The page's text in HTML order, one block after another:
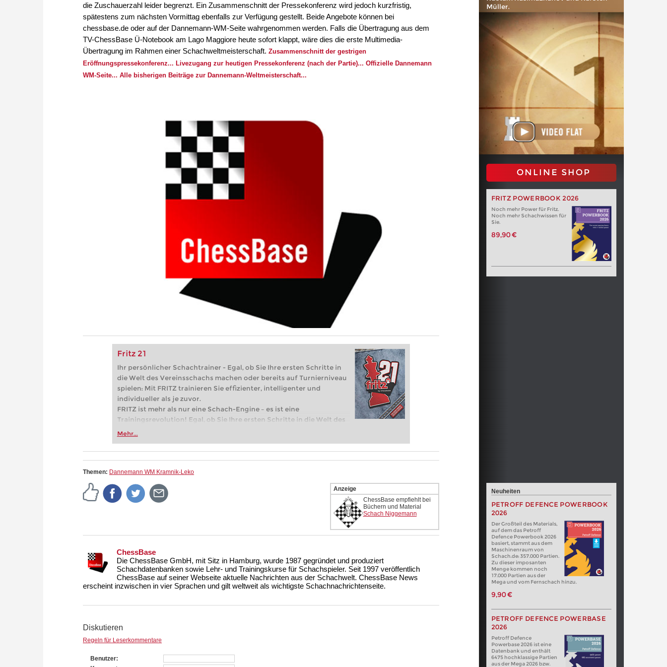
die Zuschauerzahl leider begrenzt. Ein Zusammenschnitt der Pressekonferenz wird jedoch kurzfristig,
spätestens zum nächsten Vormittag ebenfalls zur Verfügung gestellt. Beide Angebote können bei
chessbase.de oder auf der Dannemann-WM-Seite wahrgenommen werden. Falls die Übertragung aus dem
TV-ChessBase Ü-Notebook am Lago Maggiore heute sofort klappt, wäre dies die erste Multimedia-
Übertragung im Rahmen einer Schachweltmeisterschaft. Zusammenschnitt der gestrigen
Eröffnungspressekonferenz... Livezugang zur heutigen Pressekonferenz (nach der Partie)... Offizielle Dannemann
WM-Seite... Alle bisherigen Beiträge zur Dannemann-Weltmeisterschaft...
Fritz 21
Ihr persönlicher Schachtrainer - Egal, ob Sie Ihre ersten Schritte in
die Welt des Vereinsschachs machen oder bereits auf Turnierniveau
spielen: Mit FRITZ trainieren Sie effizienter, intelligenter und
individueller als je zuvor.
FRITZ ist mehr als nur eine Schach-Engine – es ist eine
Trainingsrevolution! Egal, ob Sie Ihre ersten Schritte in die Welt des
Vereinsschachs machen oder bereits auf Turnierniveau spielen: Mit
zuvor.
Mehr...
Müller.
ONLINE SHOP
FRITZ POWERBOOK 2026
Noch mehr Power für Fritz.
Noch mehr Schachwissen für
Sie.
89,90 €
Themen: Dannemann WM Kramnik-Leko
Anzeige
ChessBase empfiehlt bei
Büchern und Material
Schach Niggemann
ChessBase
Die ChessBase GmbH, mit Sitz in Hamburg, wurde 1987 gegründet und produziert
Schachdatenbanken sowie Lehr- und Trainingskurse für Schachspieler. Seit 1997 veröffentlich
ChessBase auf seiner Webseite aktuelle Nachrichten aus der Schachwelt. ChessBase News
erscheint inzwischen in vier Sprachen und gilt weltweit als wichtigste Schachnachrichtenseite.
Diskutieren
Regeln für Leserkommentare
Benutzer
Neuheiten
PETROFF DEFENCE POWERBOOK
2026
Der Großteil des Materials,
auf dem das Petroff
Defence Powerbook 2026
basiert, stammt aus dem
Maschinenraum von
Schach.de: 357.000 Partien.
Zu dieser imposanten
Menge kommen noch
17.000 Partien aus der
Mega und vom Fernschach hinzu.
9,90 €
PETROFF DEFENCE POWERBASE
2026
Petroff Defence
Powerbase 2026 ist eine
Datenbank und enthält
6475 hochklassige Partien
aus der Mega 2026 bzw.